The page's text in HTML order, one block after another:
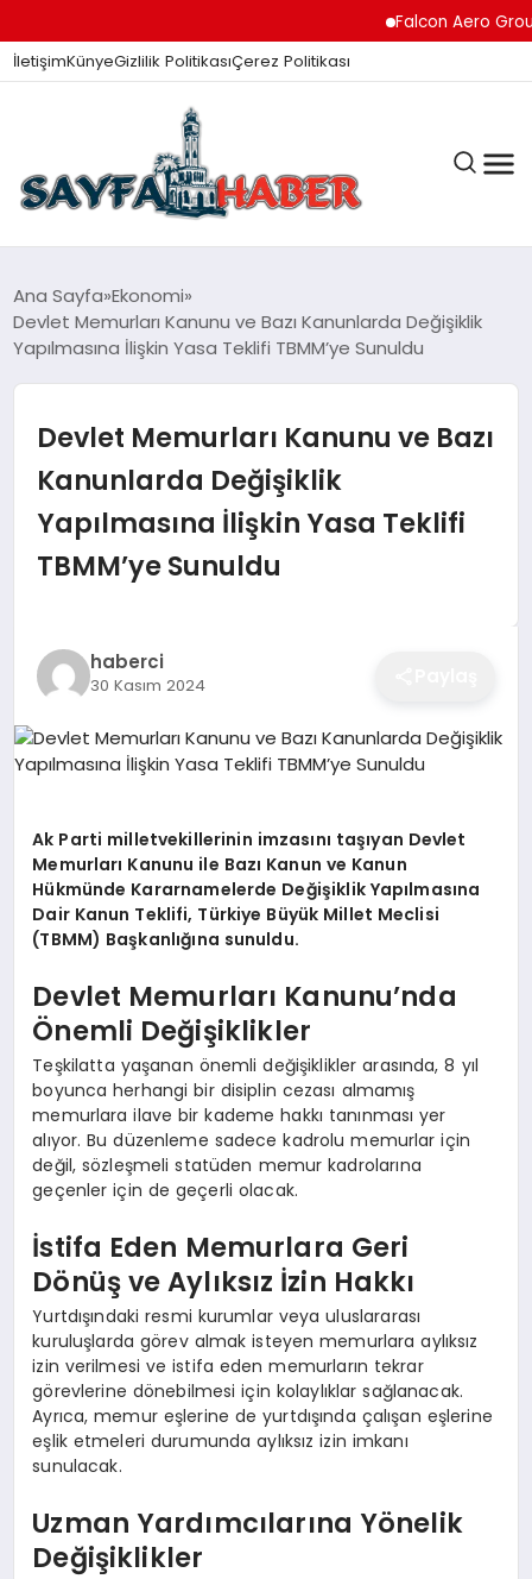
Falcon Aero Group,
İletişimKünyeGizlilik PolitikasıÇerez Politikası
ANA SAYFA
GÜNDEM
İZMIR HABERLERI
EĞITIM
EKONOMI
SAĞLIK
YAŞAM
DIĞER
Ana Sayfa Ekonomi
Devlet Memurları Kanunu ve Bazı Kanunlarda Değişiklik
Yapılmasına İlişkin Yasa Teklifi TBMM’ye Sunuldu
Devlet Memurları Kanunu ve Bazı
Kanunlarda Değişiklik
Yapılmasına İlişkin Yasa Teklifi
TBMM’ye Sunuldu
haberci
30 Kasım 2024
Ak Parti milletvekillerinin imzasını taşıyan Devlet
Memurları Kanunu ile Bazı Kanun ve Kanun
Hükmünde Kararnamelerde Değişiklik Yapılmasına
Dair Kanun Teklifi, Türkiye Büyük Millet Meclisi
(TBMM) Başkanlığına sunuldu.
Devlet Memurları Kanunu’nda
Önemli Değişiklikler
Teşkilatta yaşanan önemli değişiklikler arasında, 8 yıl
boyunca herhangi bir disiplin cezası almamış
memurlara ilave bir kademe hakkı tanınması yer
alıyor. Bu düzenleme sadece kadrolu memurlar için
değil, sözleşmeli statüden memur kadrolarına
geçenler için de geçerli olacak.
İstifa Eden Memurlara Geri
Dönüş ve Aylıksız İzin Hakkı
Yurtdışındaki resmi kurumlar veya uluslararası
kuruluşlarda görev almak isteyen memurlara aylıksız
izin verilmesi ve istifa eden memurların tekrar
görevlerine dönebilmesi için kolaylıklar sağlanacak.
Ayrıca, memur eşlerine de yurtdışında çalışan eşlerine
eşlik etmeleri durumunda aylıksız izin imkanı
sunulacak.
Uzman Yardımcılarına Yönelik
Değişiklikler